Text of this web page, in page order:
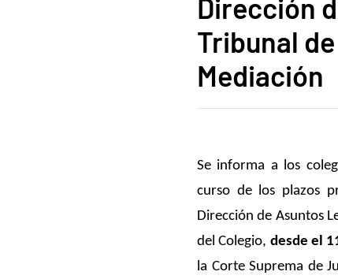
Dirección
Tribunal
Mediación
Se informa a los
curso de los plazos
Dirección de Asuntos
del Colegio, desde el
la Corte Suprema de